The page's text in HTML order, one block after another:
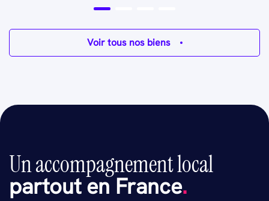
Voir tous nos biens
Un accompagnement local
partout en France.